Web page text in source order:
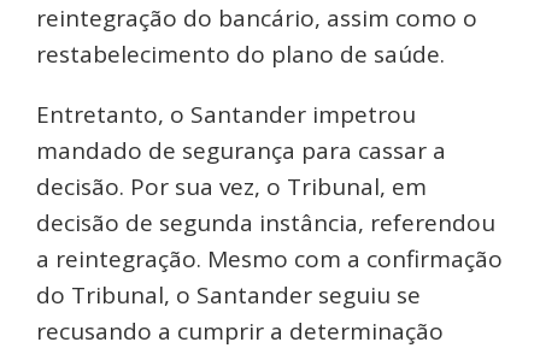
reintegração do bancário, assim como o
restabelecimento do plano de saúde.
Entretanto, o Santander impetrou
mandado de segurança para cassar a
decisão. Por sua vez, o Tribunal, em
decisão de segunda instância, referendou
a reintegração. Mesmo com a confirmação
do Tribunal, o Santander seguiu se
recusando a cumprir a determinação